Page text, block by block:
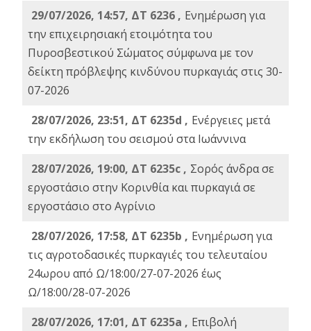
29/07/2026, 14:57, ΔΤ 6236 , Ενημέρωση για
την επιχειρησιακή ετοιμότητα του
Πυροσβεστικού Σώματος σύμφωνα με τον
δείκτη πρόβλεψης κινδύνου πυρκαγιάς στις 30-
07-2026
28/07/2026, 23:51, ΔΤ 6235d , Ενέργειες μετά
την εκδήλωση του σεισμού στα Ιωάννινα
28/07/2026, 19:00, ΔΤ 6235c , Σορός άνδρα σε
εργοστάσιο στην Κορινθία και πυρκαγιά σε
εργοστάσιο στο Αγρίνιο
28/07/2026, 17:58, ΔΤ 6235b , Ενημέρωση για
τις αγροτοδασικές πυρκαγιές του τελευταίου
24ωρου από Ω/18:00/27-07-2026 έως
Ω/18:00/28-07-2026
28/07/2026, 17:01, ΔΤ 6235a , Eπιβολή